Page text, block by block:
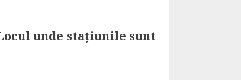
unde stațiunile sunt